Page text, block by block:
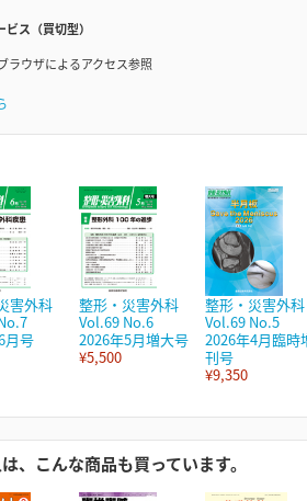
ス（買切型）
ラウザによるアクセス参照
害外科
月号
整形・災害外科
Vol.69 No.6
2026年5月増大号
¥5,500
整形・災害外科
Vol.69 No.5
2026年4月臨時
刊号
¥9,350
、こんな商品も買っています。